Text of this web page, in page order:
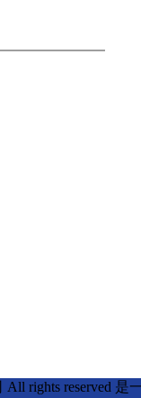
rights reserved